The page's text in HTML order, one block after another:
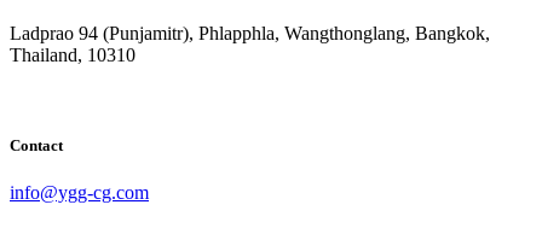
Ladprao 94 (Punjamitr), Phlapphla, Wangthonglang, Bangkok,
Thailand, 10310
Contact
info@ygg-cg.com